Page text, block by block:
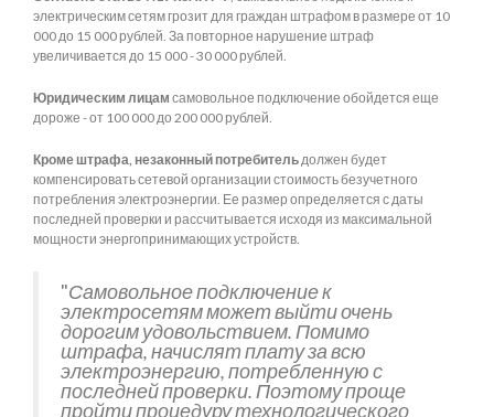
электрическим сетям грозит для граждан штрафом в размере от 10
000 до 15 000 рублей. За повторное нарушение штраф
увеличивается до 15 000 - 30 000 рублей.
Юридическим лицам самовольное подключение обойдется еще
дороже - от 100 000 до 200 000 рублей.
Кроме штрафа, незаконный потребительдолжен будет
компенсировать сетевой организации стоимость безучетного
потребления электроэнергии. Ее размер определяется с даты
последней проверки и рассчитывается исходя из максимальной
мощности энергопринимающих устройств.
"Самовольное подключение к
электросетям может выйти очень
дорогим удовольствием. Помимо
штрафа, начислят плату за всю
электроэнергию, потребленную с
последней проверки. Поэтому проще
пройти процедуру технологического